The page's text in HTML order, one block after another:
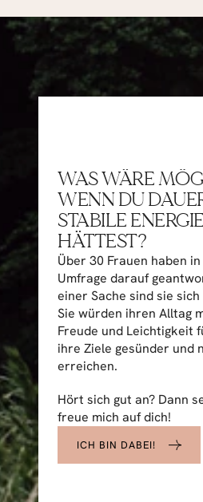
WAS WÄRE
WENN DU
STABILE ENERGIE
HÄTTEST?
Über 30 Frauen haben
Umfrage darauf
einer Sache sind sie sich
Sie würden ihren Alltag
Freude und Leichtigkeit
ihre Ziele gesünder und
erreichen.
Hört sich gut an? Dann
freue mich auf dich!
ICH BIN DABEI!